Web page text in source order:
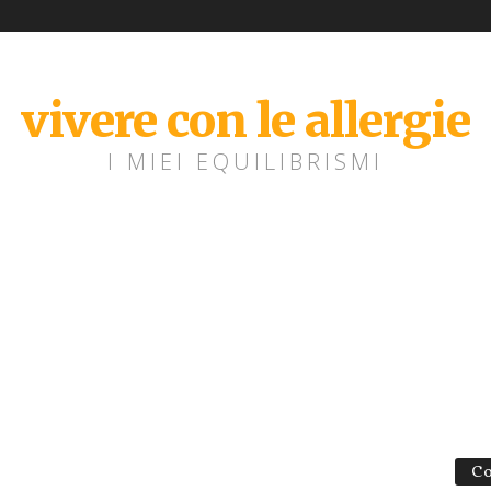
vivere con le allergie
I MIEI EQUILIBRISMI